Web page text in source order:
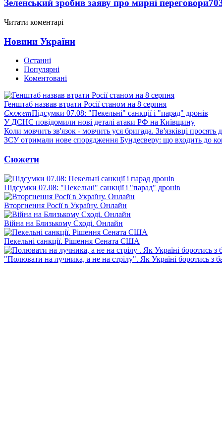
Зеленський зробив заяву про мирні переговори
Читати коментарі
Новини України
Останні
Популярні
Коментовані
Генштаб назвав втрати Росії станом на 8 серпня
СюжетПідсумки 07.08: "Пекельні" санкції і "парад" дронів
У ДСНС повідомили нові деталі атаки РФ на Київщину
Коли мовчить зв'язок - мовчить уся бригада. Зв'язківці просять
ЗСУ отримали нове спорядження Бундесверу: що входить до
Сюжети
Підсумки 07.08: "Пекельні" санкції і "парад" дронів
Вторгнення Росії в Україну. Онлайн
Війна на Близькому Сході. Онлайн
Пекельні санкції. Рішення Сената США
"Полювати на лучника, а не на стрілу". Як Україні боротись з